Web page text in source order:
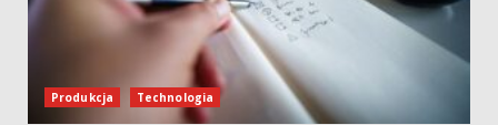
Produkcja Technologia